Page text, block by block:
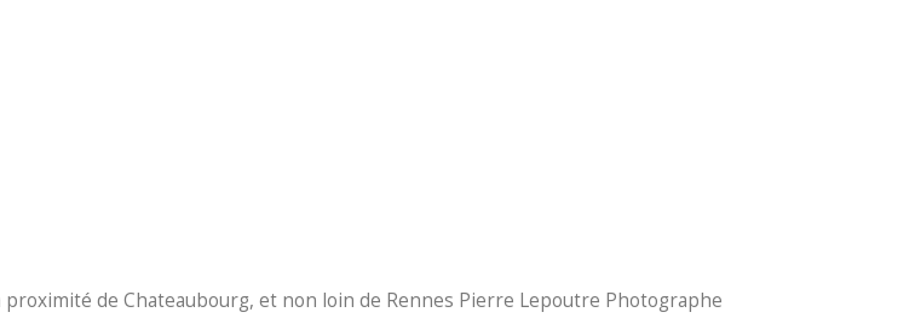
de Chateaubourg, et non loin de Rennes Pierre Lepoutre Photographe